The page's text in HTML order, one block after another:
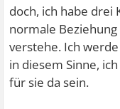
doch, ich habe drei
normale
verstehe. Ich
in diesem Sinne,
für sie da sein.